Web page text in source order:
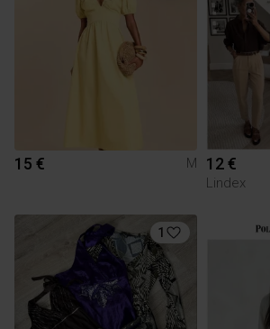
15 € M 12 €
Lindex
1